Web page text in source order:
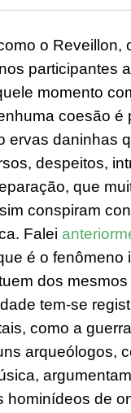
o Reveillon,
participantes
momento
coesão é
ervas daninhas
despeitos,
, que
conspiram
Falei
é o
dos mesmos
tem-se
como a
arqueólogos,
hominídeos de